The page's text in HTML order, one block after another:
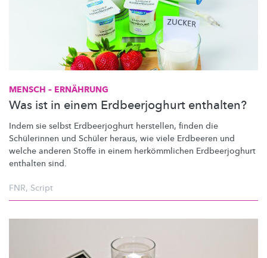
MENSCH – ERNÄHRUNG
Was ist in einem Erdbeerjoghurt enthalten?
Indem sie selbst Erdbeerjoghurt herstellen, finden die
Schülerinnen und Schüler heraus, wie viele Erdbeeren und
welche anderen Stoffe in einem herkömmlichen Erdbeerjoghurt
enthalten sind.
FNR, Script